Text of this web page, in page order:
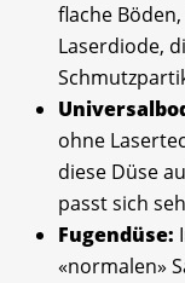
flache
Laserdiode,
ohne
diese Düse
passt sich
Fugendüse:
«normalen»